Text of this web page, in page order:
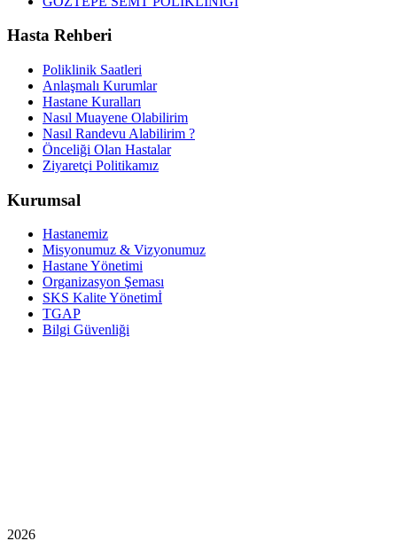
Hasta Rehberi
Poliklinik Saatleri
Anlaşmalı Kurumlar
Hastane Kuralları
Nasıl Muayene Olabilirim
Nasıl Randevu Alabilirim ?
Önceliği Olan Hastalar
Ziyaretçi Politikamız
Kurumsal
Hastanemiz
Misyonumuz & Vizyonumuz
Hastane Yönetimi
Organizasyon Şeması
SKS Kalite Yönetimİ
TGAP
Bilgi Güvenliği
2026